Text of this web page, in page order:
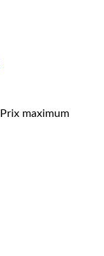
Prix maximum